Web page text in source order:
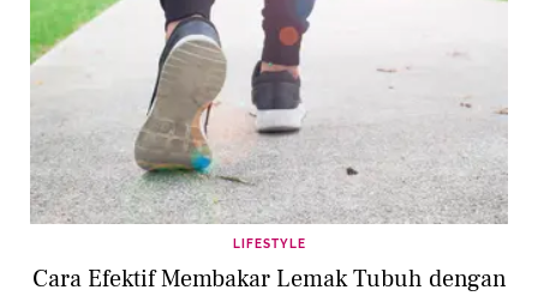
LIFESTYLE
Cara Efektif Membakar Lemak Tubuh dengan